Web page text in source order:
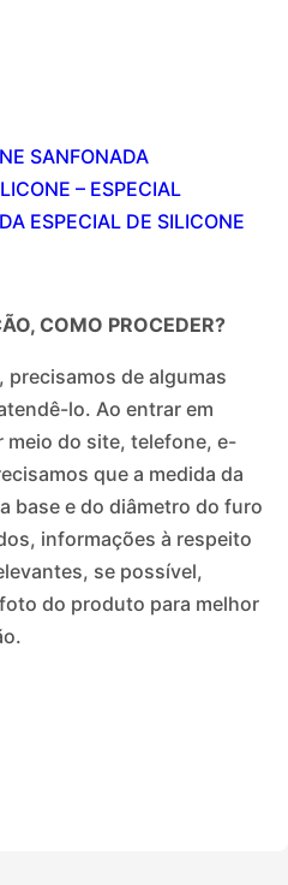
SANFONADA
– ESPECIAL
ESPECIAL DE SILICONE
COMO PROCEDER?
precisamos de algumas
lo. Ao entrar em
do site, telefone, e-
que a medida da
base e do diâmetro do furo
informações à respeito
se possível,
do produto para melhor